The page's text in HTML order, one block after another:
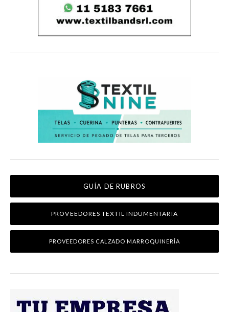
GUÍA DE RUBROS
PROVEEDORES TEXTIL INDUMENTARIA
PROVEEDORES CALZADO MARROQUINERÍA